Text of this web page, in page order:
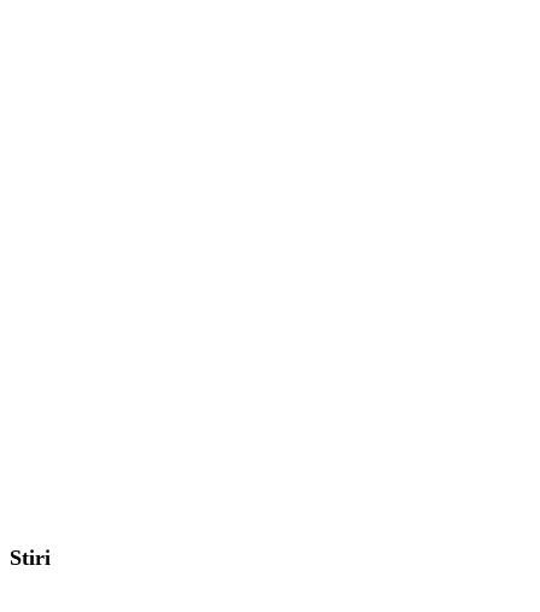
Stiri